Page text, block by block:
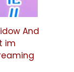
And
im